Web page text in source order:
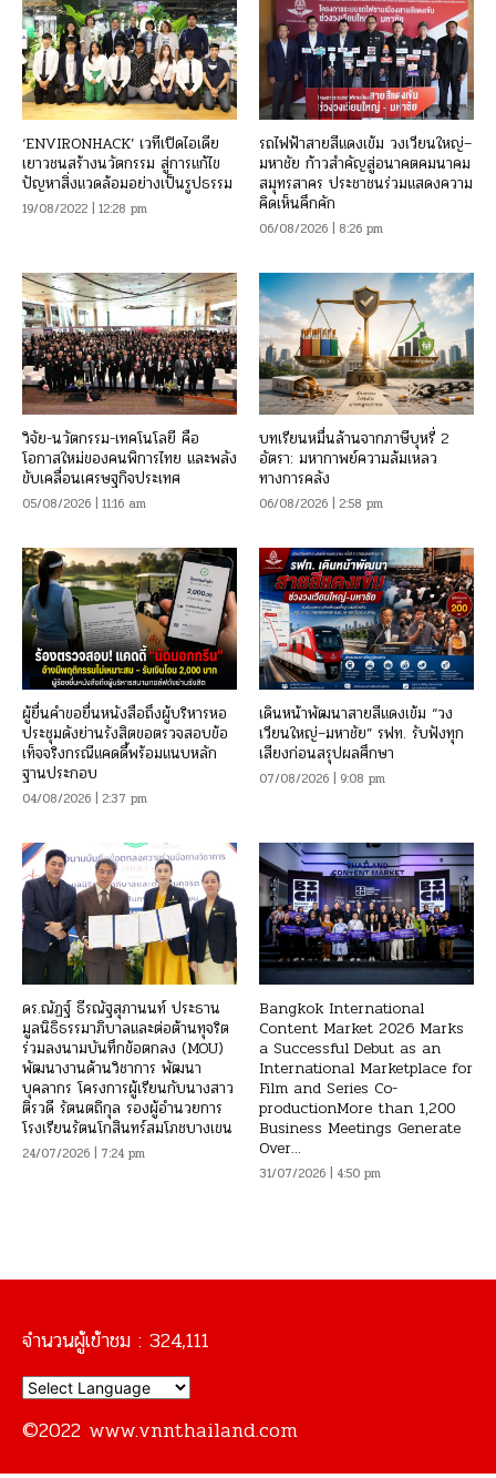
‘ENVIRONHACK’ เวทีเปิดไอเดีย
เยาวชนสร้างนวัตกรรม สู่การแก้ไข
ปัญหาสิ่งแวดล้อมอย่างเป็นรูปธรรม
19/08/2022 | 12:28 pm
รถไฟฟ้าสายสีแดงเข้ม วงเวียนใหญ่–
มหาชัย ก้าวสำคัญสู่อนาคตคมนาคม
สมุทรสาคร ประชาชนร่วมแสดงความ
คิดเห็นคึกคัก
06/08/2026 | 8:26 pm
วิจัย-นวัตกรรม-เทคโนโลยี คือ
โอกาสใหม่ของคนพิการไทย และพลัง
ขับเคลื่อนเศรษฐกิจประเทศ
05/08/2026 | 11:16 am
บทเรียนหมื่นล้านจากภาษีบุหรี่ 2
อัตรา: มหากาพย์ความล้มเหลว
ทางการคลัง
06/08/2026 | 2:58 pm
ผู้ยื่นคำขอยื่นหนังสือถึงผู้บริหารหอ
ประชุมดังย่านรังสิตขอตรวจสอบข้อ
เท็จจริงกรณีแคดดี้พร้อมแนบหลัก
ฐานประกอบ
04/08/2026 | 2:37 pm
เดินหน้าพัฒนาสายสีแดงเข้ม “วง
เวียนใหญ่–มหาชัย” รฟท. รับฟังทุก
เสียงก่อนสรุปผลศึกษา
07/08/2026 | 9:08 pm
ดร.ณัฏฐ์ ธีรณัฐสุภานนท์ ประธาน
มูลนิธิธรรมาภิบาลและต่อต้านทุจริต
ร่วมลงนามบันทึกข้อตกลง (MOU)
พัฒนางานด้านวิชาการ พัฒนา
บุคลากร โครงการผู้เรียนกับนางสาว
ติรวดี รัตนตถิกุล รองผู้อำนวยการ
โรงเรียนรัตนโกสินทร์สมโภชบางเขน
24/07/2026 | 7:24 pm
Bangkok International
Content Market 2026 Marks
a Successful Debut as an
International Marketplace for
Film and Series Co-
productionMore than 1,200
Business Meetings Generate
Over...
31/07/2026 | 4:50 pm
จำนวนผู้เข้าชม : 324,111
©2022 www.vnnthailand.com